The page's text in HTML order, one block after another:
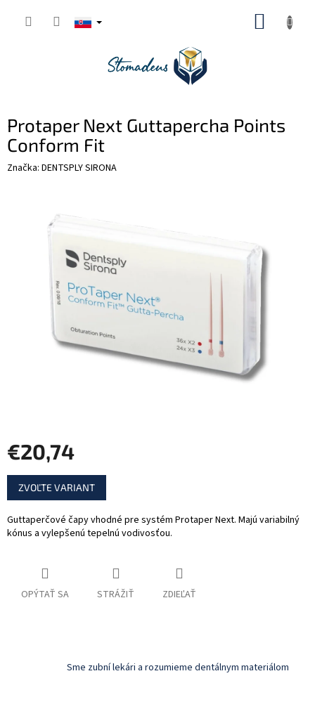
Protaper Next Guttapercha Points
Conform Fit
Značka: DENTSPLY SIRONA
€20,74
Jednotková
cena:
ZVOĽTE VARIANT
Guttaperčové čapy vhodné pre systém Protaper Next. Majú variabilný
kónus a vylepšenú tepelnú vodivosťou.
OPÝTAŤ SA STRÁŽIŤ ZDIEĽAŤ
Sme zubní lekári a rozumieme dentálnym materiálom